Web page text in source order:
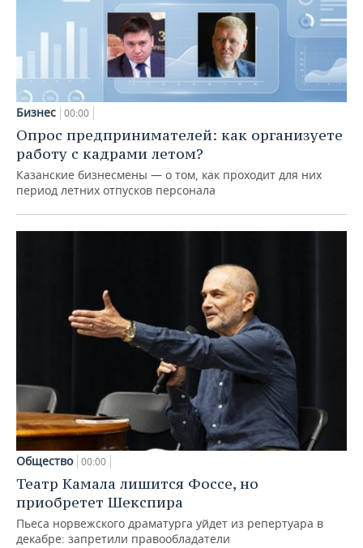
Бизнес 00:00
Опрос предпринимателей: как организуете
работу с кадрами летом?
Казанские бизнесмены — о том, как проходит для них
период летних отпусков персонала
Общество 00:00
Театр Камала лишится Фоссе, но
приобретет Шекспира
Пьеса норвежского драматурга уйдет из репертуара в
декабре: запретили правообладатели